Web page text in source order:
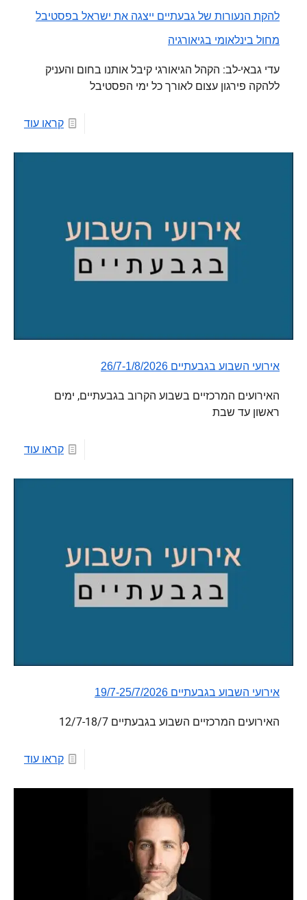
להקת הנעורות של גבעתיים ייצגה את ישראל בפסטיבל
מחול בינלאומי בגיאורגיה
עדי גבאי-לב: הקהל הגיאורגי קיבל אותנו בחום והעניק
ללהקה פירגון עצום לאורך כל ימי הפסטיבל
קראו עוד
אירועי השבוע בגבעתיים 26/7-1/8/2026
האירועים המרכזיים בשבוע הקרוב בגבעתיים, ימים
ראשון עד שבת
קראו עוד
אירועי השבוע בגבעתיים 19/7-25/7/2026
האירועים המרכזיים השבוע בגבעתיים 12/7-18/7
קראו עוד